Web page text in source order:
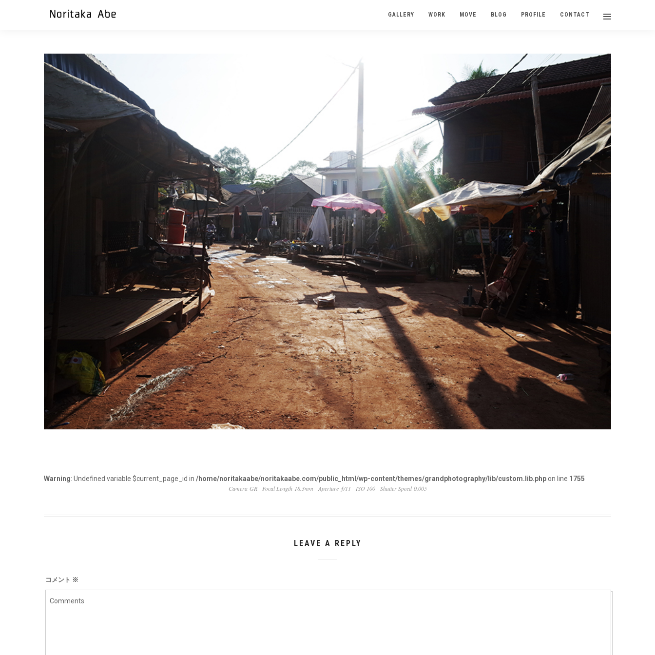
GALLERY WORK MOVE BLOG PROFILE CONTACT
Warning: Undefined variable $current_page_id in /home/noritakaabe/noritakaabe.com/public_html/wp-content/themes/grandphotography/lib/custom.lib.phpon line 1755
Camera GR
Focal Length 18.3mm Aperture ƒ/11 ISO 100 Shutter Speed 0.005
LEAVE A REPLY
コメント ※